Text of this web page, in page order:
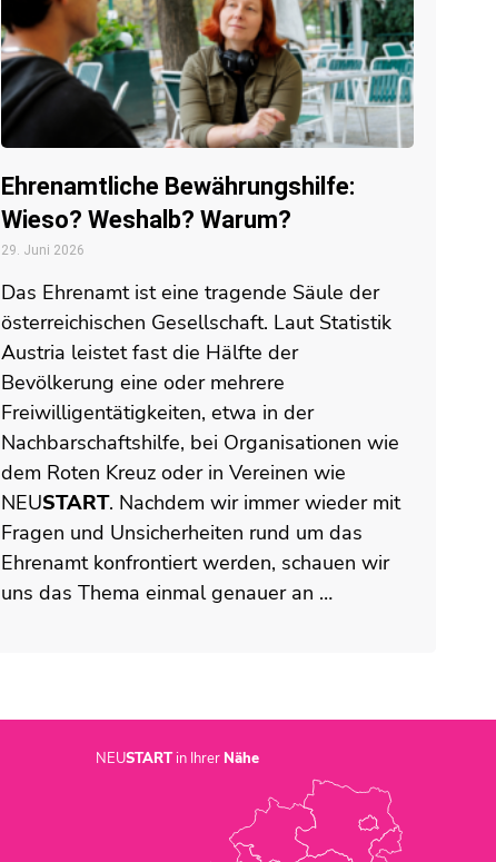
Ehrenamtliche Bewährungshilfe:
Wieso? Weshalb? Warum?
29. Juni 2026
Das Ehrenamt ist eine tragende Säule der
österreichischen Gesellschaft. Laut Statistik
Austria leistet fast die Hälfte der
Bevölkerung eine oder mehrere
Freiwilligentätigkeiten, etwa in der
Nachbarschaftshilfe, bei Organisationen wie
dem Roten Kreuz oder in Vereinen wie
NEUSTART. Nachdem wir immer wieder mit
Fragen und Unsicherheiten rund um das
Ehrenamt konfrontiert werden, schauen wir
uns das Thema einmal genauer an …
NEUSTARTin Ihrer Nähe